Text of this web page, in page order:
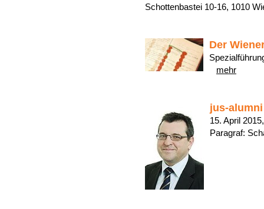
Schottenbastei 10-16, 1010
Der
mehr
jus-
15. April
Paragraf: